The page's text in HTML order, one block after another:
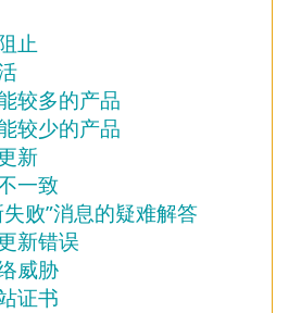
止
较多的产品
较少的产品
新
一致
败”消息的疑难解答
新错误
威胁
证书